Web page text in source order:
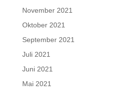
November 2021
Oktober 2021
September 2021
Juli 2021
Juni 2021
Mai 2021